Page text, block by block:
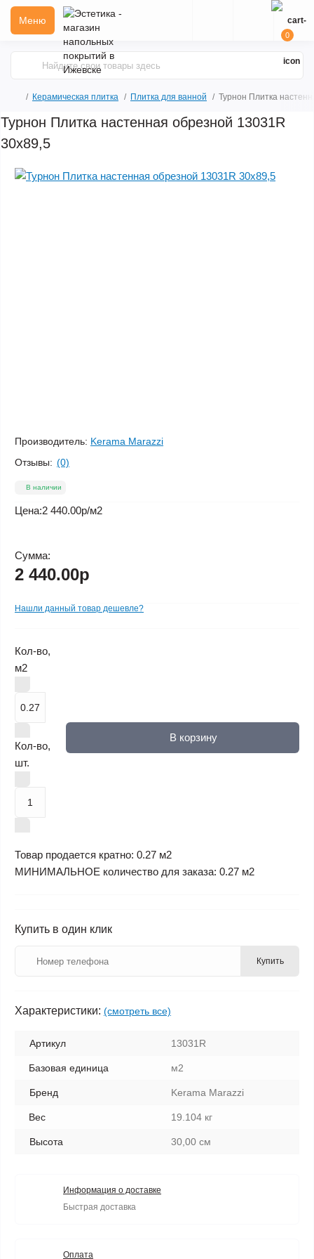
Меню
0
Керамическая плитка Плитка для ванной Турнон Плитка
Турнон Плитка настенная обрезной 13031R
30х89,5
Производитель: Kerama Marazzi
Отзывы: (0)
В наличии
Цена:2 440.00р/м2
Сумма:
2 440.00р
Нашли данный товар дешевле?
Кол-во,
м2
Кол-во,
шт.
В корзину
Товар продается кратно: 0.27 м2
МИНИМАЛЬНОЕ количество для заказа: 0.27 м2
Купить в один клик
Купить
Характеристики: (смотреть все)
Артикул 13031R
Базовая единица м2
Бренд Kerama Marazzi
Вес 19.104 кг
Высота 30,00 см
Информация о доставке
Быстрая доставка
Оплата